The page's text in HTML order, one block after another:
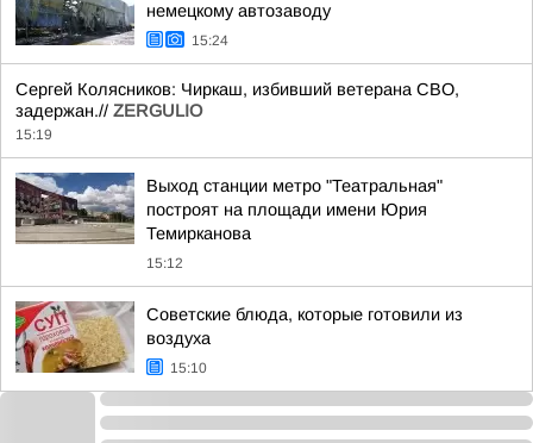
немецкому автозаводу
15:24
Сергей Колясников: Чиркаш, избивший ветерана СВО,
задержан.// ZERGULIO
15:19
Выход станции метро "Театральная"
построят на площади имени Юрия
Темирканова
15:12
Советские блюда, которые готовили из
воздуха
15:10